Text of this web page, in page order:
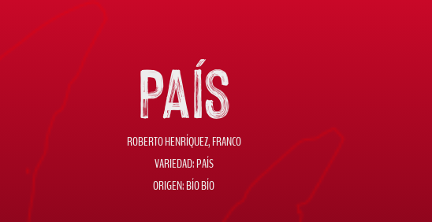
País
ROBERTO HENRÍQUEZ, FRANCO
VARIEDAD: PAÍS
ORIGEN: BÍO BÍO